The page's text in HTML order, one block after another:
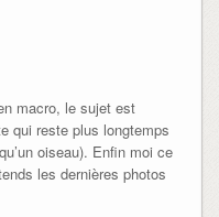
macro, le sujet est
qui reste plus longtemps
oiseau). Enfin moi ce
les dernières photos